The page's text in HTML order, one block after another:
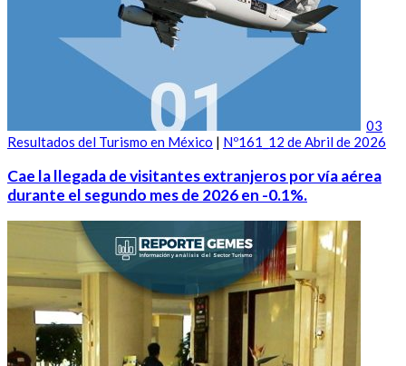
03
Resultados del Turismo en México | Nº161_12 de Abril de 2026
Cae la llegada de visitantes extranjeros por vía aérea
durante el segundo mes de 2026 en -0.1%.